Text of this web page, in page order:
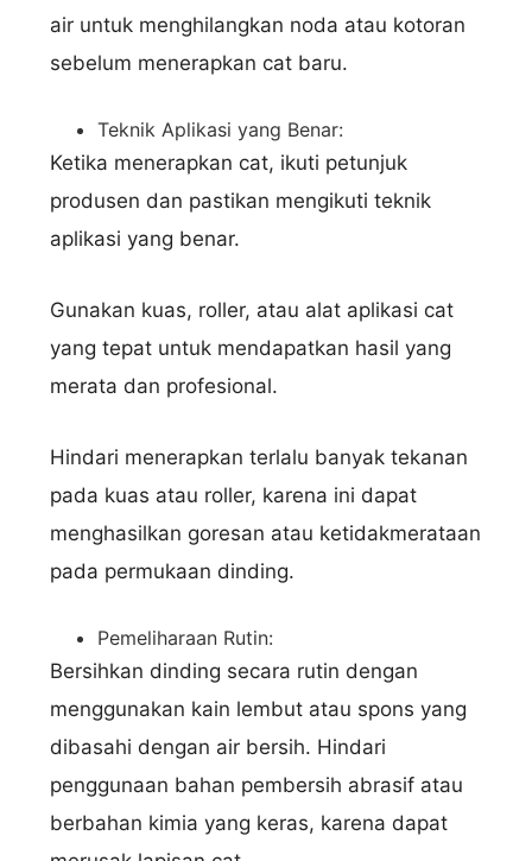
air untuk menghilangkan noda atau kotoran
sebelum menerapkan cat baru.
Teknik Aplikasi yang Benar:
Ketika menerapkan cat, ikuti petunjuk
produsen dan pastikan mengikuti teknik
aplikasi yang benar.
Gunakan kuas, roller, atau alat aplikasi cat
yang tepat untuk mendapatkan hasil yang
merata dan profesional.
Hindari menerapkan terlalu banyak tekanan
pada kuas atau roller, karena ini dapat
menghasilkan goresan atau ketidakmerataan
pada permukaan dinding.
Pemeliharaan Rutin:
Bersihkan dinding secara rutin dengan
menggunakan kain lembut atau spons yang
dibasahi dengan air bersih. Hindari
penggunaan bahan pembersih abrasif atau
berbahan kimia yang keras, karena dapat
Nama Lengkap